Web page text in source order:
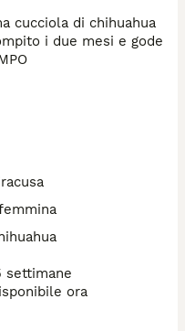
cucciola di chihuahua
i due mesi e gode
settimane
ora